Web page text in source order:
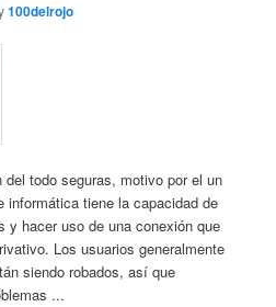
100delrojo
todo seguras, motivo por el un
informática tiene la capacidad de
y hacer uso de una conexión que
Los usuarios generalmente
siendo robados, así que
...